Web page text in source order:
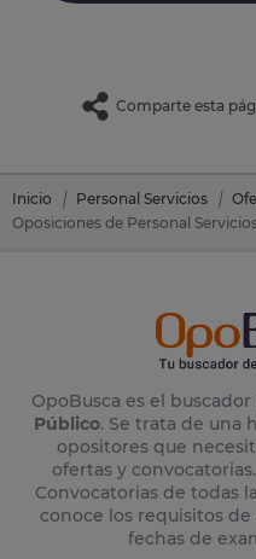
Comparte esta
Inicio Personal Servicios
Oposiciones de Personal
OpoBusca es el buscador
Público. Se trata de una
opositores que
ofertas y
Convocatorias de todas
conoce los requisitos de
fechas de